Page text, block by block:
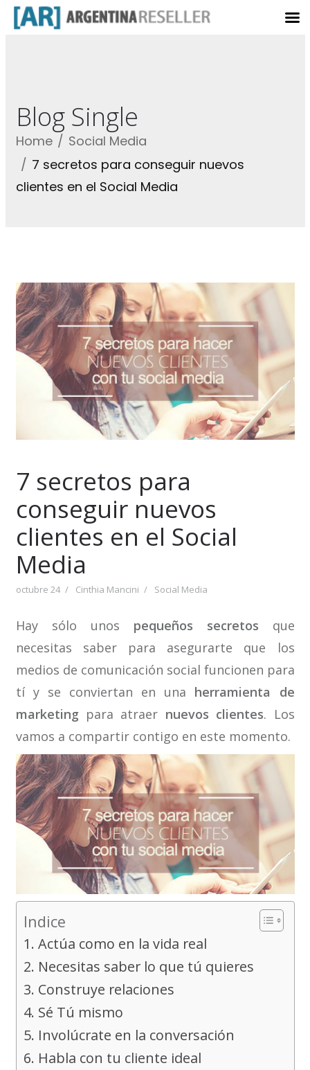
Blog Single
Home
Social Media
7 secretos para conseguir nuevos
clientes en el Social Media
7 secretos para
conseguir nuevos
clientes en el Social
Media
octubre 24 Cinthia Mancini Social Media
Hay sólo unos pequeños secretos que
necesitas saber para asegurarte que los
medios de comunicación social funcionen para
tí y se conviertan en una herramienta de
marketing para atraer nuevos clientes. Los
vamos a compartir contigo en este momento.
Indice
1. Actúa como en la vida real
2. Necesitas saber lo que tú quieres
3. Construye relaciones
4. Sé Tú mismo
5. Involúcrate en la conversación
6. Habla con tu cliente ideal